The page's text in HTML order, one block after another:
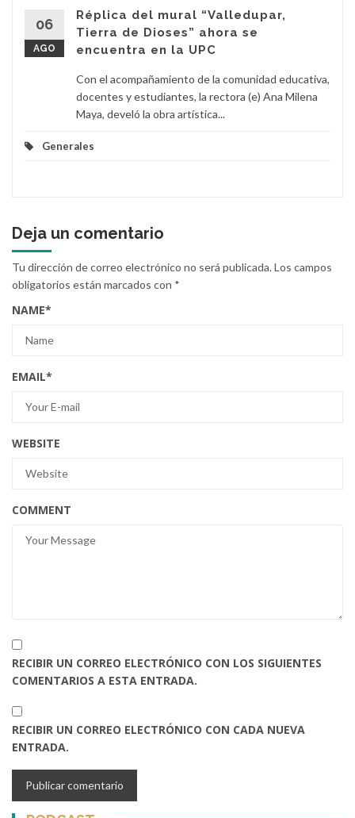
06
AGO
Réplica del mural “Valledupar,
Tierra de Dioses” ahora se
encuentra en la UPC
Con el acompañamiento de la comunidad educativa,
docentes y estudiantes, la rectora (e) Ana Milena
Maya, develó la obra artística...
Generales
Deja un comentario
Tu dirección de correo electrónico no será publicada.Los campos
obligatorios están marcados con *
NAME*
EMAIL*
WEBSITE
COMMENT
RECIBIR UN CORREO ELECTRÓNICO CON LOS SIGUIENTES
COMENTARIOS A ESTA ENTRADA.
RECIBIR UN CORREO ELECTRÓNICO CON CADA NUEVA
ENTRADA.